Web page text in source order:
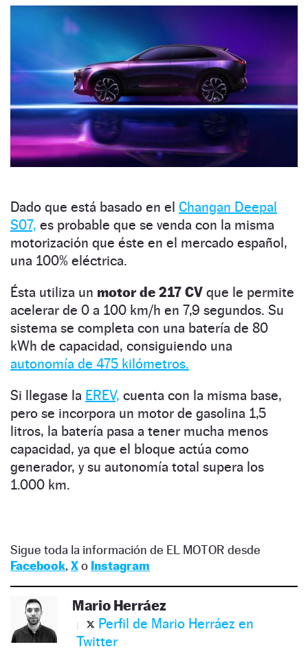
Dado que está basado en el Changan Deepal
S07, es probable que se venda con la misma
motorización que éste en el mercado español,
una 100% eléctrica.
Ésta utiliza un motor de 217 CV que le permite
acelerar de 0 a 100 km/h en 7,9 segundos. Su
sistema se completa con una batería de 80
kWh de capacidad, consiguiendo una
autonomía de 475 kilómetros.
Si llegase la EREV, cuenta con la misma base,
pero se incorpora un motor de gasolina 1,5
litros, la batería pasa a tener mucha menos
capacidad, ya que el bloque actúa como
generador, y su autonomía total supera los
1.000 km.
Sigue toda la información de EL MOTOR desde
Facebook, Xo Instagram
Mario Herráez
Perfil de Mario Herráez en
Twitter